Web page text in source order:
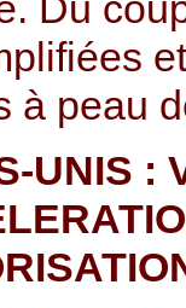
Du
à peau
UNIS :